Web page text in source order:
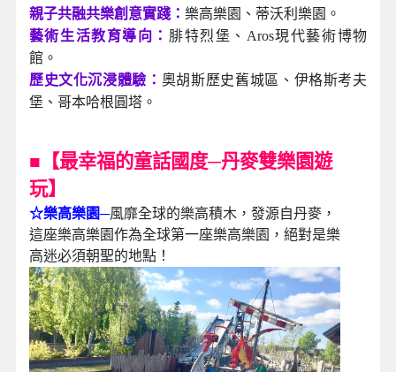
親子共融共樂創意實踐： 樂高樂園、蒂沃利樂園。
藝術生活教育導向： 腓特烈堡、Aros現代藝術博物
館。
歷史文化沉浸體驗： 奧胡斯歷史舊城區、伊格斯考夫
堡、哥本哈根圓塔。
■ 【最幸福的童話國度─丹麥雙樂園遊
玩】
☆樂高樂園─風靡全球的樂高積木，發源自丹麥，
這座樂高樂園作為全球第一座樂高樂園，絕對是樂
高迷必須朝聖的地點！